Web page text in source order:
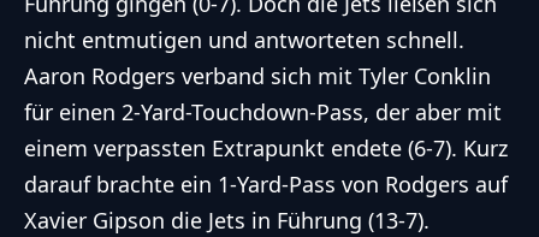
nicht entmutigen und antworteten schnell.
Aaron Rodgers verband sich mit Tyler Conklin
für einen 2-Yard-Touchdown-Pass, der aber mit
einem verpassten Extrapunkt endete (6-7). Kurz
darauf brachte ein 1-Yard-Pass von Rodgers auf
Xavier Gipson die Jets in Führung (13-7).